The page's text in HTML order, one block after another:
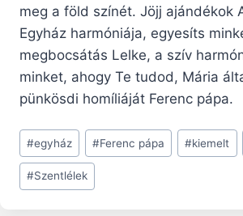
meg a föld színét. Jöjj ajándékok
Egyház harmóniája, egyesíts
megbocsátás Lelke, a szív
minket, ahogy Te tudod, Mária
pünkösdi homíliáját Ferenc pápa.
Post
Tags:
#egyház #Ferenc pápa #kiemelt
#Szentlélek